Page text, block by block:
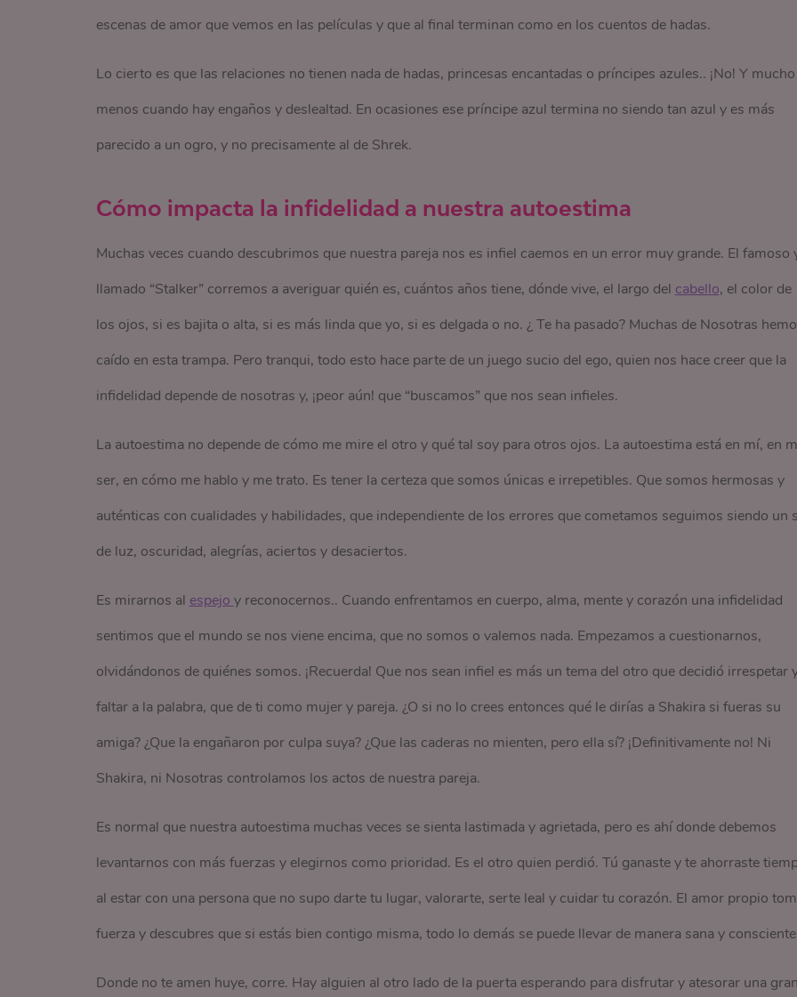
escenas de amor que vemos en las películas y que al final terminan como en los cuentos de hadas.
Lo cierto es que las relaciones no tienen nada de hadas, princesas encantadas o príncipes azules.. ¡No! Y mucho
menos cuando hay engaños y deslealtad. En ocasiones ese príncipe azul termina no siendo tan azul y es más
parecido a un ogro, y no precisamente al de Shrek.
Cómo impacta la infidelidad a nuestra autoestima
Muchas veces cuando descubrimos que nuestra pareja nos es infiel caemos en un error muy grande. El famoso
llamado “Stalker” corremos a averiguar quién es, cuántos años tiene, dónde vive, el largo del cabello, el color de
los ojos, si es bajita o alta, si es más linda que yo, si es delgada o no. ¿ Te ha pasado? Muchas de Nosotras
caído en esta trampa. Pero tranqui, todo esto hace parte de un juego sucio del ego, quien nos hace creer que la
infidelidad depende de nosotras y, ¡peor aún! que “buscamos” que nos sean infieles.
La autoestima no depende de cómo me mire el otro y qué tal soy para otros ojos. La autoestima está en mí, en
ser, en cómo me hablo y me trato. Es tener la certeza que somos únicas e irrepetibles. Que somos hermosas y
auténticas con cualidades y habilidades, que independiente de los errores que cometamos seguimos siendo un
de luz, oscuridad, alegrías, aciertos y desaciertos.
Es mirarnos al espejo y reconocernos.. Cuando enfrentamos en cuerpo, alma, mente y corazón una infidelidad
sentimos que el mundo se nos viene encima, que no somos o valemos nada. Empezamos a cuestionarnos,
olvidándonos de quiénes somos. ¡Recuerda! Que nos sean infiel es más un tema del otro que decidió irrespetar
faltar a la palabra, que de ti como mujer y pareja. ¿O si no lo crees entonces qué le dirías a Shakira si fueras su
amiga? ¿Que la engañaron por culpa suya? ¿Que las caderas no mienten, pero ella sí? ¡Definitivamente no! Ni
Shakira, ni Nosotras controlamos los actos de nuestra pareja.
Es normal que nuestra autoestima muchas veces se sienta lastimada y agrietada, pero es ahí donde debemos
levantarnos con más fuerzas y elegirnos como prioridad. Es el otro quien perdió. Tú ganaste y te ahorraste
al estar con una persona que no supo darte tu lugar, valorarte, serte leal y cuidar tu corazón. El amor propio
fuerza y descubres que si estás bien contigo misma, todo lo demás se puede llevar de manera sana y
Donde no te amen huye, corre. Hay alguien al otro lado de la puerta esperando para disfrutar y atesorar una gran